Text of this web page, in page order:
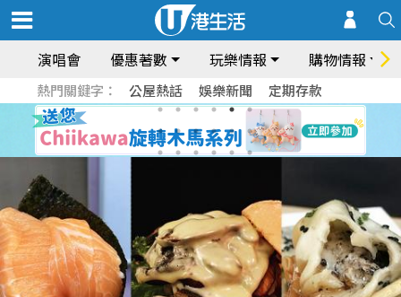
演唱會 優惠著數 玩樂情報 購物情報
熱門關鍵字： 公屋熱話 娛樂新聞 定期存款